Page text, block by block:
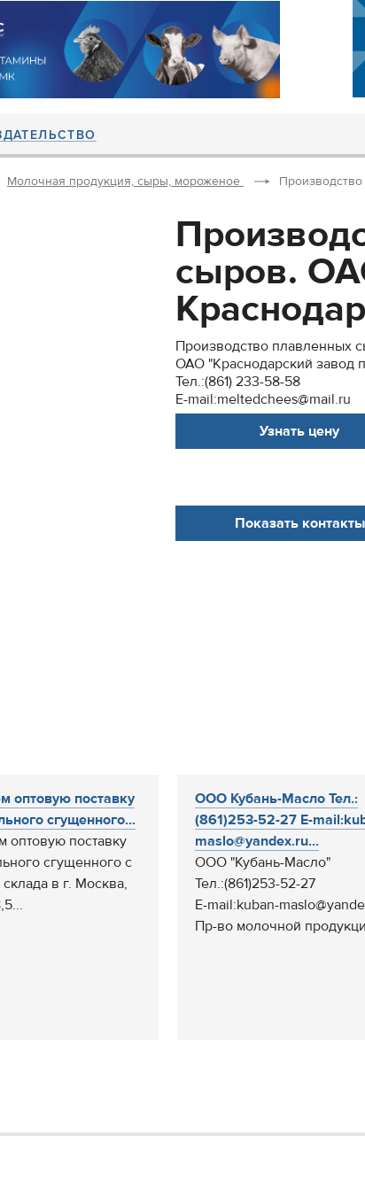
Молочная продукция, сыры, мороженое
сыров.
Производство плавленных
ОАО "Краснодарский завод
Тел.:(861) 233-58-58
E-mail:meltedchees@mail.ru
Узнать цену
Показать контакты
оптовую поставку
сгущенного...
оптовую поставку
сгущенного с
в г. Москва,
ООО Кубань-Масло Тел.:
(861)253-52-27 E-
maslo@yandex.ru...
ООО "Кубань-Масло"
Тел.:(861)253-52-27
E-mail:kuban-
Пр-во молочной